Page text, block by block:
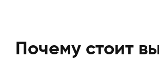
Почему стоит